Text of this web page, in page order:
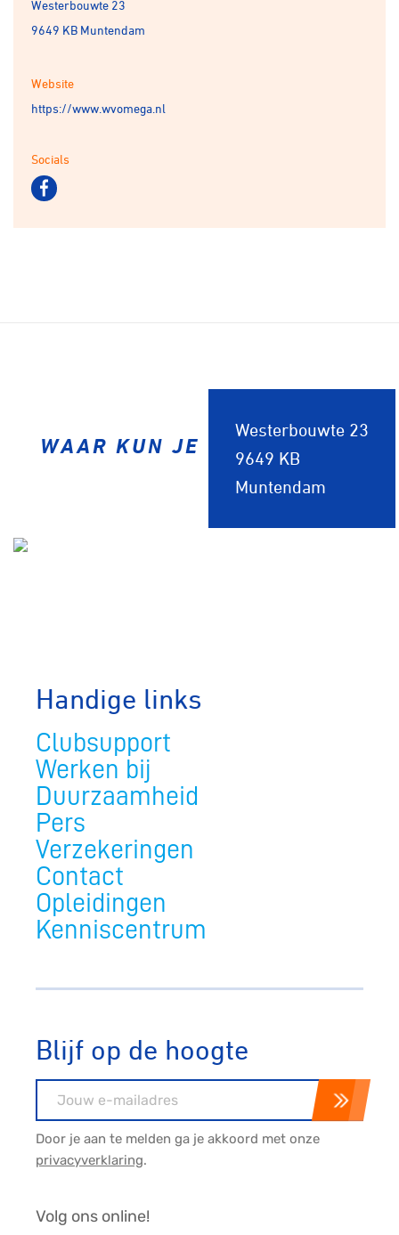
Over ons
Westerbouwte 23
9649 KB Muntendam
Website
https://www.wvomega.nl
Socials
WAAR KUN JE ONS VINDEN?
Westerbouwte 23
9649 KB
Muntendam
Handige links
Clubsupport
Werken bij
Duurzaamheid
Pers
Verzekeringen
Contact
Opleidingen
Kenniscentrum
Blijf op de hoogte
Door je aan te melden ga je akkoord met onze
privacyverklaring.
Volg ons online!